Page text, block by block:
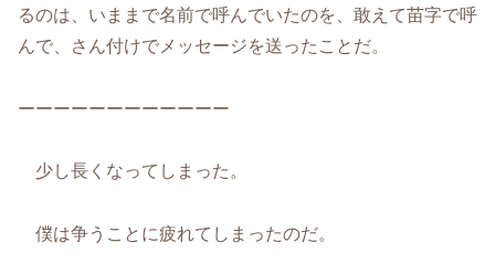
るのは、いままで名前で呼んでいたのを、敢えて苗字で呼
んで、さん付けでメッセージを送ったことだ。
ーーーーーーーーーーーー
少し長くなってしまった。
僕は争うことに疲れてしまったのだ。